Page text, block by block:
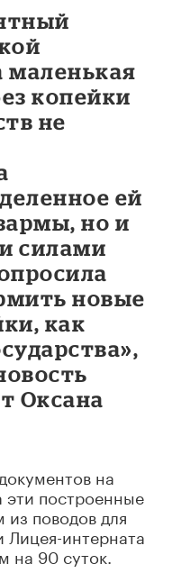
маленькая
копейки
не
ей
но и
силами
новые
как
Оксана
на
эти построенные
поводов для
Лицея-интерната
на 90 суток.